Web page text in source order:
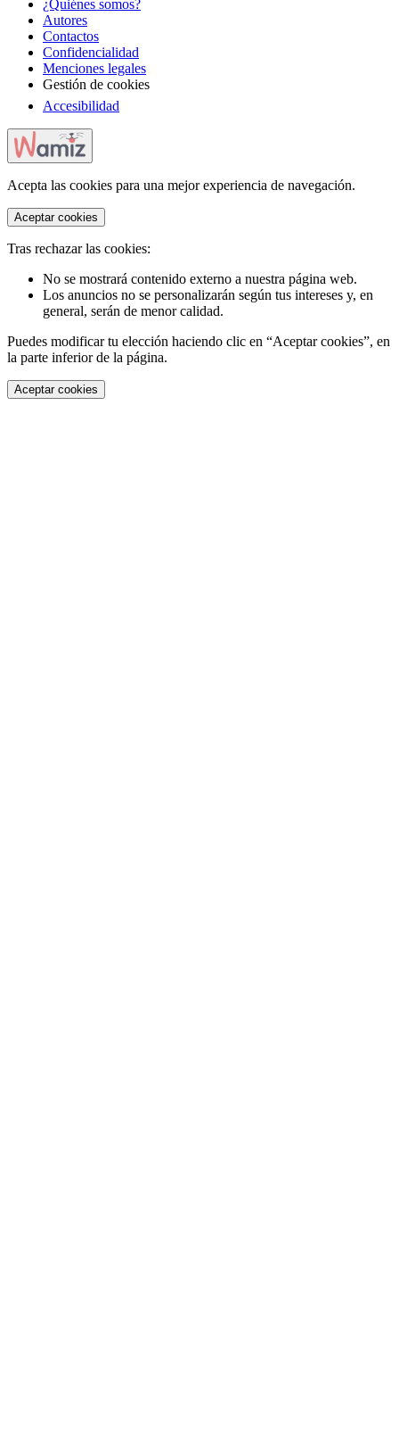
¿Quiénes somos?
Autores
Contactos
Confidencialidad
Menciones legales
Gestión de cookies
Accesibilidad
Acepta las cookies para una mejor experiencia de navegación.
Aceptar cookies
Tras rechazar las cookies:
No se mostrará contenido externo a nuestra página web.
Los anuncios no se personalizarán según tus intereses y, en
general, serán de menor calidad.
Puedes modificar tu elección haciendo clic en “Aceptar cookies”, en
la parte inferior de la página.
Aceptar cookies